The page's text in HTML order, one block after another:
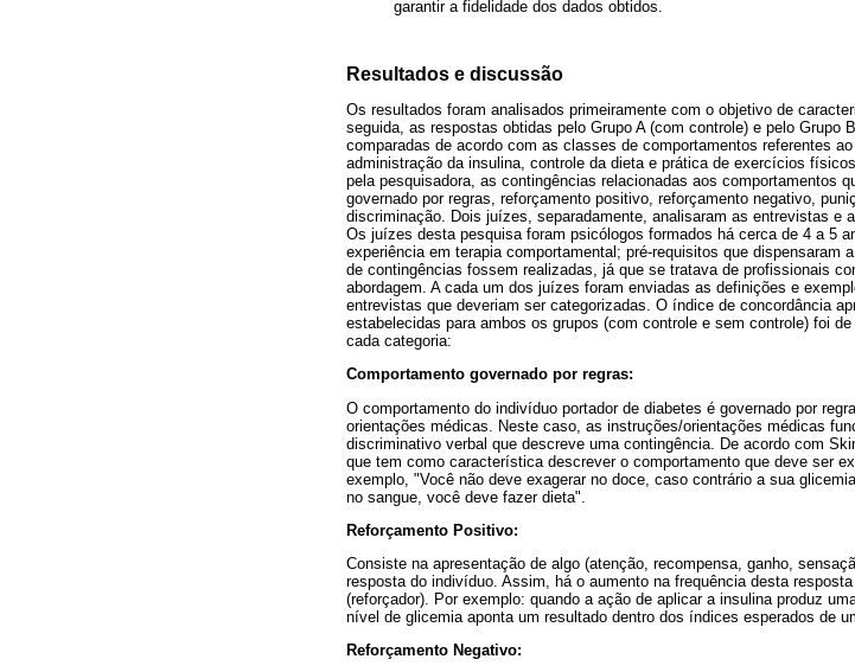
garantir a fidelidade dos dados obtidos.
Resultados e discussão
Os resultados foram analisados primeiramente com o objetivo de
seguida, as respostas obtidas pelo Grupo A (com controle) e pelo Grupo
comparadas de acordo com as classes de comportamentos referentes
administração da insulina, controle da dieta e prática de exercícios
pela pesquisadora, as contingências relacionadas aos comportamentos
governado por regras, reforçamento positivo, reforçamento negativo,
discriminação. Dois juízes, separadamente, analisaram as entrevistas e
Os juízes desta pesquisa foram psicólogos formados há cerca de 4 a 5
experiência em terapia comportamental; pré-requisitos que dispensaram
de contingências fossem realizadas, já que se tratava de profissionais
abordagem. A cada um dos juízes foram enviadas as definições e
entrevistas que deveriam ser categorizadas. O índice de concordância
estabelecidas para ambos os grupos (com controle e sem controle) foi
cada categoria:
Comportamento governado por regras:
O comportamento do indivíduo portador de diabetes é governado por
orientações médicas. Neste caso, as instruções/orientações médicas
discriminativo verbal que descreve uma contingência. De acordo com
que tem como característica descrever o comportamento que deve ser
exemplo, "Você não deve exagerar no doce, caso contrário a sua
no sangue, você deve fazer dieta".
Reforçamento Positivo:
Consiste na apresentação de algo (atenção, recompensa, ganho,
resposta do indivíduo. Assim, há o aumento na frequência desta
(reforçador). Por exemplo: quando a ação de aplicar a insulina produz
nível de glicemia aponta um resultado dentro dos índices esperados de
Reforçamento Negativo: